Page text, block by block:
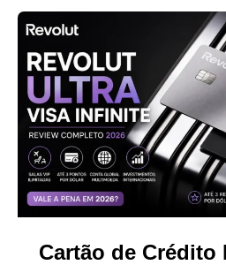
Cartão de Crédito